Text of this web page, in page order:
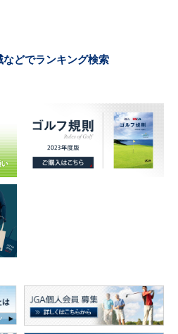
などでランキング検索